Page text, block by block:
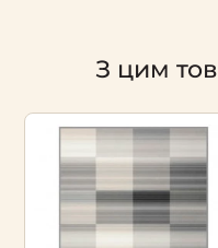
З цим